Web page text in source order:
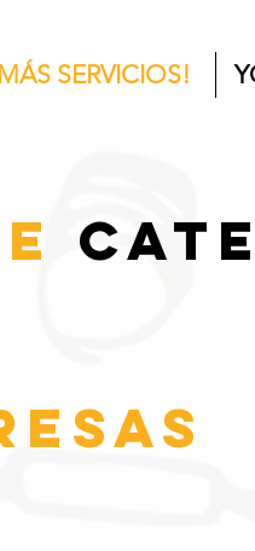
SERVICIOS!